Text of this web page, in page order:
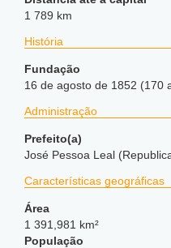
1 789 km
História
Fundação
16 de agosto de 1852 (170
Administração
Prefeito(a)
José Pessoa Leal
Características geográficas
Área
1 391,981 km²
População